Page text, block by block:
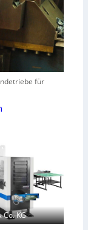
für
KG